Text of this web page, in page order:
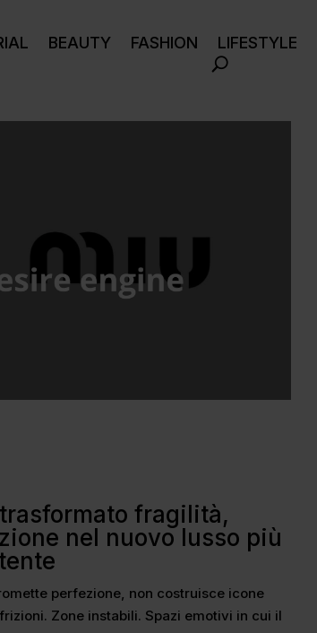
BEAUTY FASHION LIFESTYLE
fragilità,
nel nuovo lusso più
perfezione, non costruisce icone
Zone instabili. Spazi emotivi in cui il